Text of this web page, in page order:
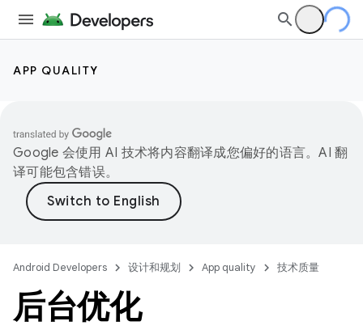
APP QUALITY
Google 会使用 AI 技术将内容翻译成您偏好的语言。AI 翻
译可能包含错误。
Android Developers 设计和规划 App quality 技术质量
后台优化